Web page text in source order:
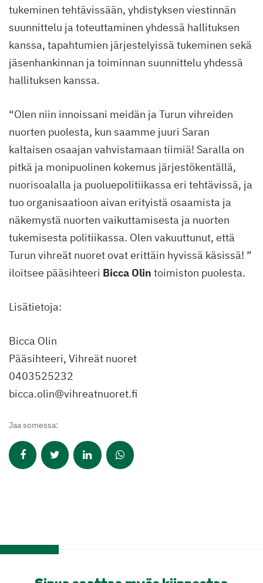
tukeminen tehtävissään, yhdistyksen viestinnän
suunnittelu ja toteuttaminen yhdessä hallituksen
kanssa, tapahtumien järjestelyissä tukeminen sekä
jäsenhankinnan ja toiminnan suunnittelu yhdessä
hallituksen kanssa.
“Olen niin innoissani meidän ja Turun vihreiden
nuorten puolesta, kun saamme juuri Saran
kaltaisen osaajan vahvistamaan tiimiä! Saralla on
pitkä ja monipuolinen kokemus järjestökentällä,
nuorisoalalla ja puoluepolitiikassa eri tehtävissä, ja
tuo organisaatioon aivan erityistä osaamista ja
näkemystä nuorten vaikuttamisesta ja nuorten
tukemisesta politiikassa. Olen vakuuttunut, että
Turun vihreät nuoret ovat erittäin hyvissä käsissä! ”
iloitsee pääsihteeri Bicca Olin toimiston puolesta.
Lisätietoja:
Bicca Olin
Pääsihteeri, Vihreät nuoret
0403525232
bicca.olin@vihreatnuoret.fi
Jaa somessa: